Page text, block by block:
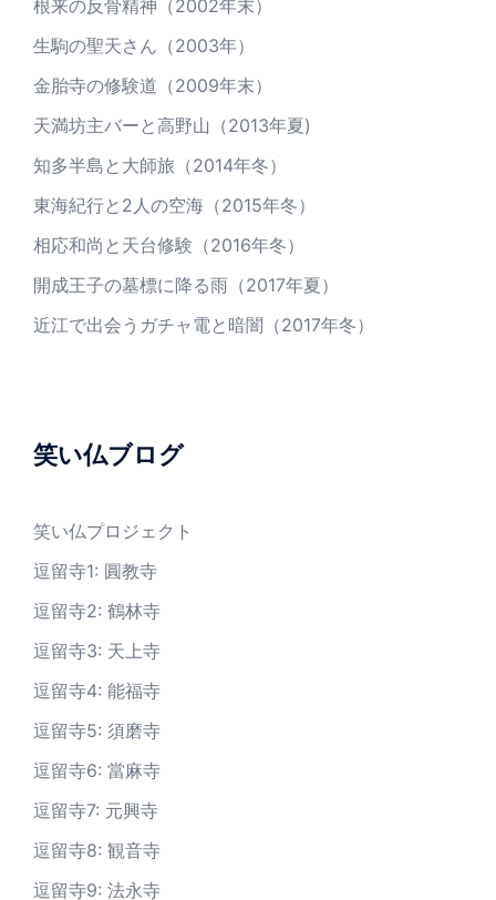
根来の反骨精神（2002年末）
生駒の聖天さん（2003年）
金胎寺の修験道（2009年末）
天満坊主バーと高野山（2013年夏)
知多半島と大師旅（2014年冬）
東海紀行と2人の空海（2015年冬）
相応和尚と天台修験（2016年冬）
開成王子の墓標に降る雨（2017年夏）
近江で出会うガチャ電と暗闇（2017年冬）
笑い仏ブログ
笑い仏プロジェクト
逗留寺1: 圓教寺
逗留寺2: 鶴林寺
逗留寺3: 天上寺
逗留寺4: 能福寺
逗留寺5: 須磨寺
逗留寺6: 當麻寺
逗留寺7: 元興寺
逗留寺8: 観音寺
逗留寺9: 法永寺